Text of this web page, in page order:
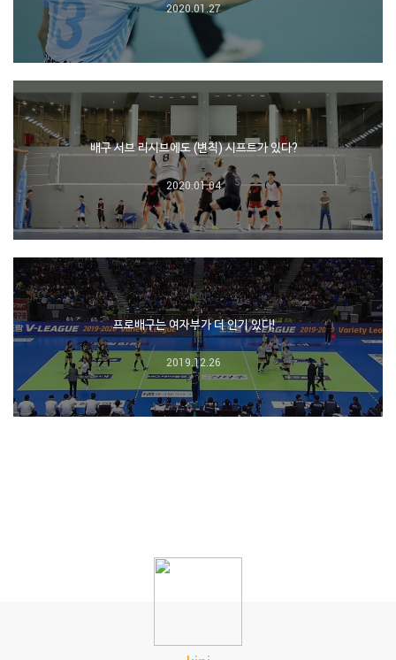
2020.01.27
배구 서브 리시브에도 (변칙) 시프트가 있다?
2020.01.04
프로배구는 여자부가 더 인기 있다!
2019.12.26